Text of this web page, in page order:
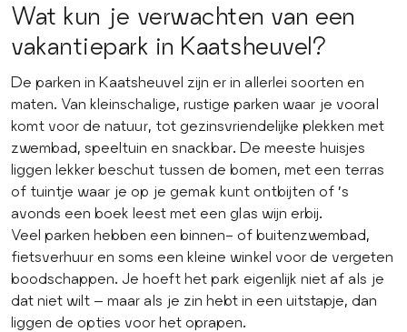
Wat kun je verwachten van een
vakantiepark in Kaatsheuvel?
De parken in Kaatsheuvel zijn er in allerlei soorten en
maten. Van kleinschalige, rustige parken waar je vooral
komt voor de natuur, tot gezinsvriendelijke plekken met
zwembad, speeltuin en snackbar. De meeste huisjes
liggen lekker beschut tussen de bomen, met een terras
of tuintje waar je op je gemak kunt ontbijten of ’s
avonds een boek leest met een glas wijn erbij.
Veel parken hebben een binnen- of buitenzwembad,
fietsverhuur en soms een kleine winkel voor de vergeten
boodschappen. Je hoeft het park eigenlijk niet af als je
dat niet wilt – maar als je zin hebt in een uitstapje, dan
liggen de opties voor het oprapen.